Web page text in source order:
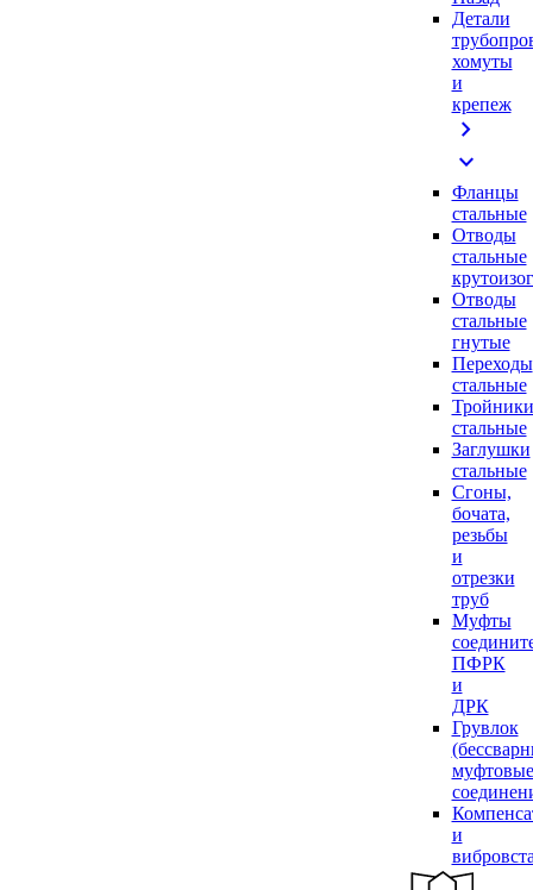
Детали
хомуты
и
крепеж
chevron_right
expand_more
Фланцы
стальные
Отводы
стальные
Отводы
стальные
гнутые
Переходы
стальные
Тройники
стальные
Заглушки
стальные
Сгоны,
бочата,
резьбы
и
отрезки
труб
Муфты
ПФРК
и
ДРК
Грувлок
муфтовые
и